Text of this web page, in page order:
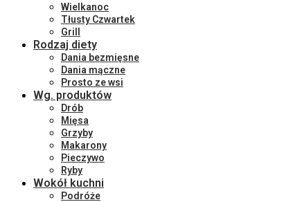
Wielkanoc
Tłusty Czwartek
Grill
Rodzaj diety
Dania bezmięsne
Dania mączne
Prosto ze wsi
Wg. produktów
Drób
Mięsa
Grzyby
Makarony
Pieczywo
Ryby
Wokół kuchni
Podróże